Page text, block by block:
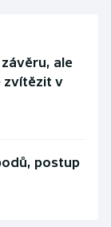
ale
zvítězit v
postup